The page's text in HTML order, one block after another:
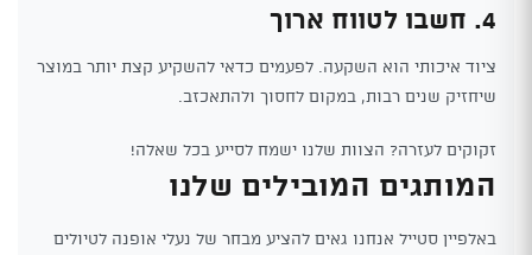
4. חשבו לטווח ארוך
ציוד איכותי הוא השקעה. לפעמים כדאי להשקיע קצת יותר במוצר
שיחזיק שנים רבות, במקום לחסוך ולהתאכזב.
זקוקים לעזרה? הצוות שלנו ישמח לסייע בכל שאלה!
המותגים המובילים שלנו
באלפיין סטייל אנחנו גאים להציע מבחר של נעלי אופנה לטיולים